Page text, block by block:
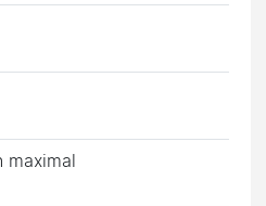
maximal